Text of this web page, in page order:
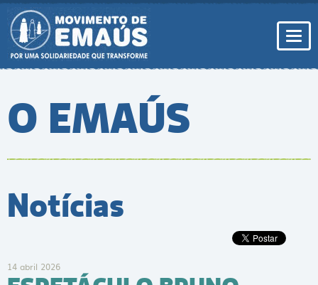
Pular
para
conteúdo
O EMAÚS
Notícias
14 abril 2026